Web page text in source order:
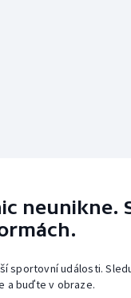
neunikne.
sportovní události.
a buďte v obraze.